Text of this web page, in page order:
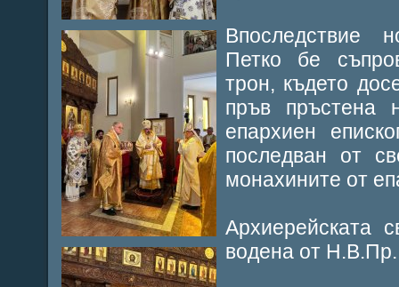
Впоследствие
Петко бе
трон, където
пръв пръстена
епархиен
последван от
монахините от
Архиерейската
водена от